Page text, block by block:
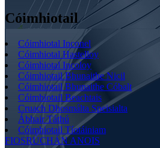
Cóimhiotail
Cóimhiotal Inconel
Cóimhiotal Hastelloy
Cóimhiotal Incoloy
Cóimhiotail Bhunaithe Nicil
Cóimhiotail Bhunaithe Cóbalt
Cóimhiotail Beachtais
Cruach Dhosmálta Speisialta
Ábhair Táthú
Cóimhiotail Tíotáiniam
FIOSRÚCHÁN ANOIS